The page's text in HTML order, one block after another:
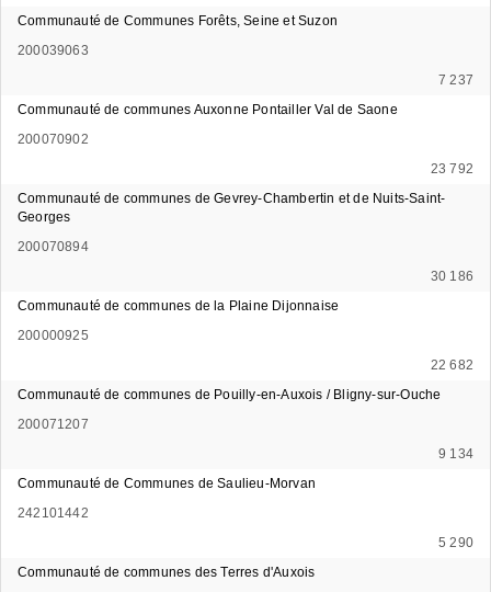
Communauté de Communes Forêts, Seine et Suzon
200039063
7 237
Communauté de communes Auxonne Pontailler Val de Saone
200070902
23 792
Communauté de communes de Gevrey-Chambertin et de Nuits-Saint-
Georges
200070894
30 186
Communauté de communes de la Plaine Dijonnaise
200000925
22 682
Communauté de communes de Pouilly-en-Auxois / Bligny-sur-Ouche
200071207
9 134
Communauté de Communes de Saulieu-Morvan
242101442
5 290
Communauté de communes des Terres d'Auxois